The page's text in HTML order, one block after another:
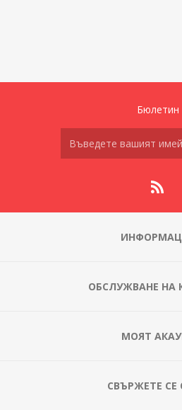
Бюлетин
ОБСЛУЖВАНЕ НА
МОЯТ
СВЪРЖЕТЕ СЕ